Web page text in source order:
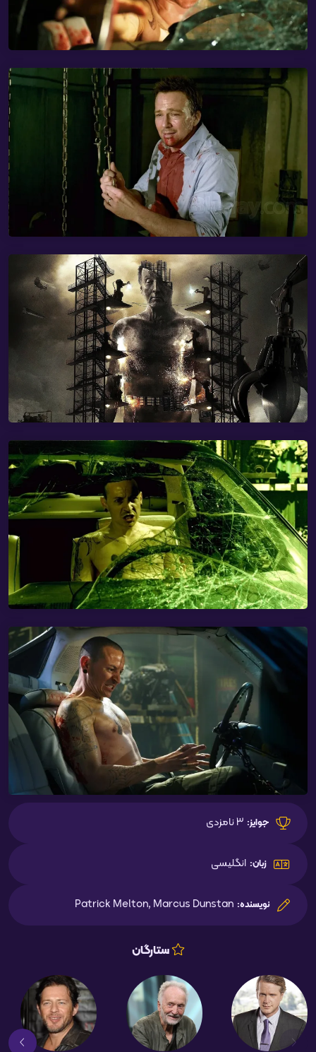
جوایز: 3 نامزدی
زبان: انگلیسی
نویسنده: Patrick Melton, Marcus Dunstan
ستارگان